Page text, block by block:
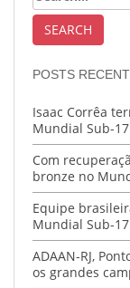
POSTS
Isaac Corrêa
Mundial Sub-17
Com
bronze no
Equipe
Mundial Sub-
ADAAN-RJ,
os grandes